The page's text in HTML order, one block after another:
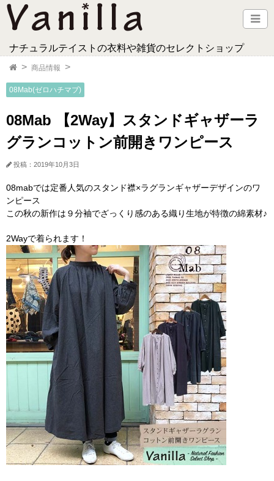
ナチュラルテイストの衣料や雑貨のセレクトショップ
商品情報
08Mab(ゼロハチマブ)
08Mab 【2Way】スタンドギャザーラ
グランコットン前開きワンピース
投稿：2019年10月3日
08mabでは定番人気のスタンド襟×ラグランギャザーデザインのワ
ンピース
この秋の新作は９分袖でざっくり感のある織り生地が特徴の綿素材♪
2Wayで着られます！